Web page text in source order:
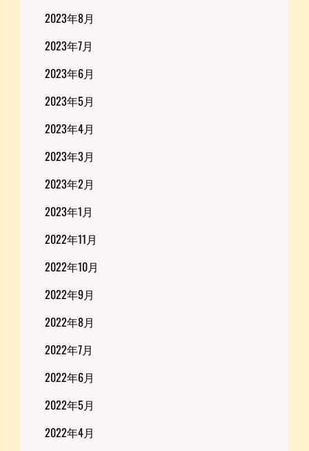
2023年8月
2023年7月
2023年6月
2023年5月
2023年4月
2023年3月
2023年2月
2023年1月
2022年11月
2022年10月
2022年9月
2022年8月
2022年7月
2022年6月
2022年5月
2022年4月